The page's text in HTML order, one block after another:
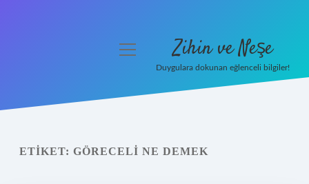
Yasal Uyarı
menüyü
Zihin ve Neşe
Duygulara dokunan eğlenceli bilgiler!
ETIKET: GÖRECELI NE DEMEK